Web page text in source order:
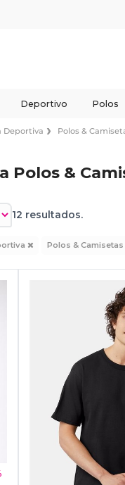
Deportivo Polos
Deportiva Polos &
Polos &
12 resultados.
Polos &